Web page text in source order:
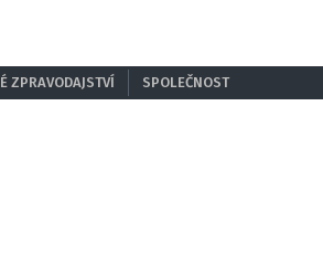
ZPRAVODAJSTVÍ SPOLEČNOST